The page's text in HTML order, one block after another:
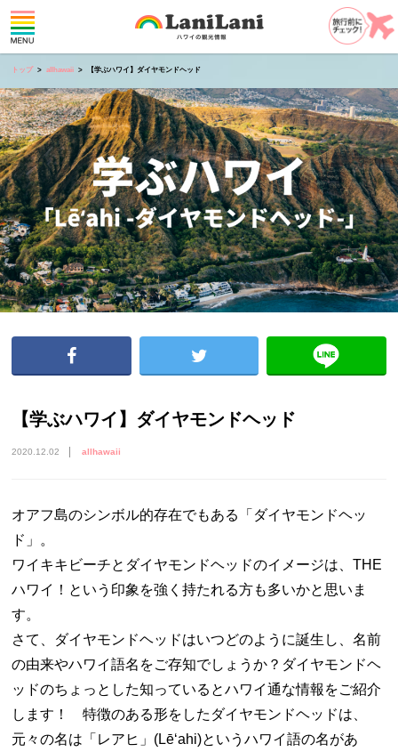
トップ allhawaii 【学ぶハワイ】ダイヤモンドヘッド
【学ぶハワイ】ダイヤモンドヘッド
2020.12.02 allhawaii
オアフ島のシンボル的存在でもある「ダイヤモンドヘッ
ド」。
ワイキキビーチとダイヤモンドヘッドのイメージは、THE
ハワイ！という印象を強く持たれる方も多いかと思いま
す。
さて、ダイヤモンドヘッドはいつどのように誕生し、名前
の由来やハワイ語名をご存知でしょうか？ダイヤモンドヘ
ッドのちょっとした知っているとハワイ通な情報をご紹介
します！ 特徴のある形をしたダイヤモンドヘッドは、
元々の名は「レアヒ」(Lēʻahi)というハワイ語の名があ